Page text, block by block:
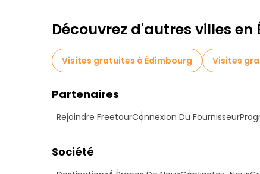
Découvrez d'autres villes en
Visites gratuites à Édimbourg Visites
Partenaires
Rejoindre FreetourConnexion Du Fournisseur
Société